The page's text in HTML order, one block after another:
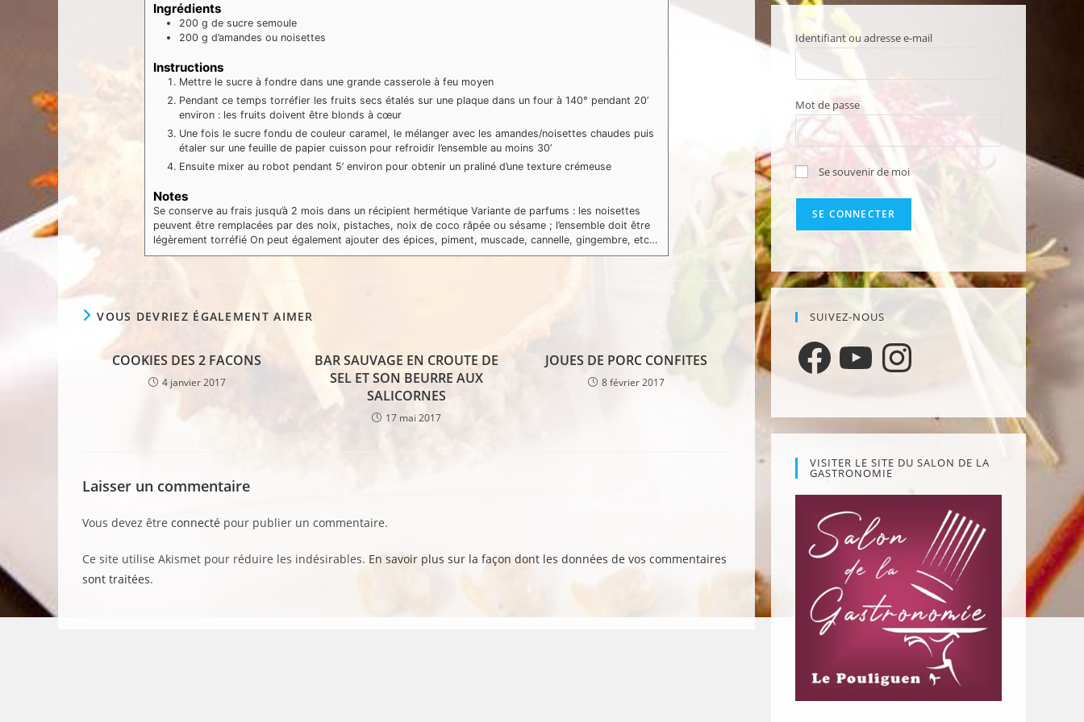
Ingrédients
200 g de sucre semoule
200 g d’amandes ou noisettes
Instructions
Mettre le sucre à fondre dans une grande casserole à feu moyen
Pendant ce temps torréfier les fruits secs étalés sur une plaque dans un four à 140° pendant 20’
environ : les fruits doivent être blonds à cœur
Une fois le sucre fondu de couleur caramel, le mélanger avec les amandes/noisettes chaudes puis
étaler sur une feuille de papier cuisson pour refroidir l’ensemble au moins 30’
Ensuite mixer au robot pendant 5’ environ pour obtenir un praliné d’une texture crémeuse
Notes
Se conserve au frais jusqu’à 2 mois dans un récipient hermétique Variante de parfums : les noisettes
peuvent être remplacées par des noix, pistaches, noix de coco râpée ou sésame ; l’ensemble doit être
légèrement torréfié On peut également ajouter des épices, piment, muscade, cannelle, gingembre, etc…
VOUS DEVRIEZ ÉGALEMENT AIMER
COOKIES DES 2 FACONS
4 janvier 2017
BAR SAUVAGE EN CROUTE DE
SEL ET SON BEURRE AUX
SALICORNES
17 mai 2017
JOUES DE PORC CONFITES
8 février 2017
Laisser un commentaire
Vous devez être connecté pour publier un commentaire.
Ce site utilise Akismet pour réduire les indésirables. En savoir plus sur la façon dont les données de vos commentaires
sont traitées.
Identifiant ou adresse e-mail
Mot de passe
Se souvenir de moi
SUIVEZ-NOUS
FacebookYouTube Instagram
VISITER LE SITE DU SALON DE LA
GASTRONOMIE